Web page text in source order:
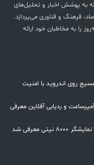
به پوشش اخبار و تحلیل‌های
فرهنگ و فناوری می‌پردازد.
را به مخاطبان خود ارائه
روی اندروید با امنیت
با ظرفیت ۱۲ هزار میلی‌آمپرساعت و ردیابی آفلاین معرفی